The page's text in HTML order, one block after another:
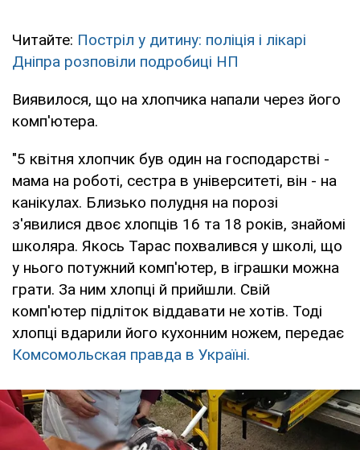
Читайте: Постріл у дитину: поліція і лікарі
Дніпра розповіли подробиці НП
Виявилося, що на хлопчика напали через його
комп'ютера.
"5 квітня хлопчик був один на господарстві -
мама на роботі, сестра в університеті, він - на
канікулах. Близько полудня на порозі
з'явилися двоє хлопців 16 та 18 років, знайомі
школяра. Якось Тарас похвалився у школі, що
у нього потужний комп'ютер, в іграшки можна
грати. За ним хлопці й прийшли. Свій
комп'ютер підліток віддавати не хотів. Тоді
хлопці вдарили його кухонним ножем, передає
Комсомольская правда в Україні.